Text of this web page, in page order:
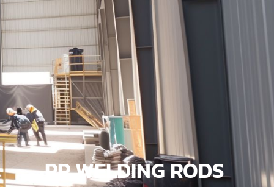
PP WELDING RODS